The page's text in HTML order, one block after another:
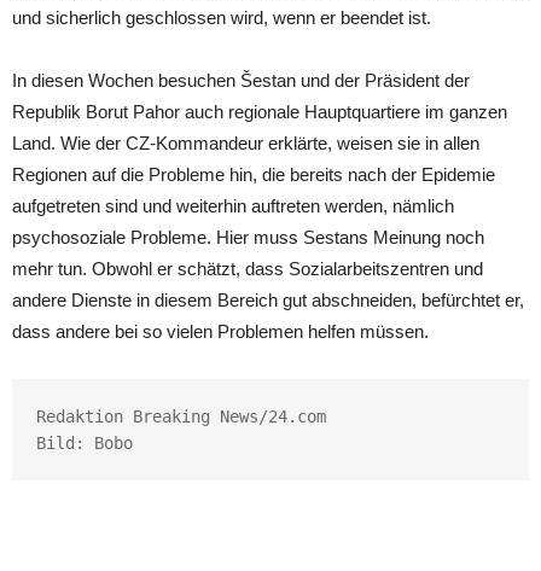
und sicherlich geschlossen wird, wenn er beendet ist.
In diesen Wochen besuchen Šestan und der Präsident der
Republik Borut Pahor auch regionale Hauptquartiere im ganzen
Land. Wie der CZ-Kommandeur erklärte, weisen sie in allen
Regionen auf die Probleme hin, die bereits nach der Epidemie
aufgetreten sind und weiterhin auftreten werden, nämlich
psychosoziale Probleme. Hier muss Sestans Meinung noch
mehr tun. Obwohl er schätzt, dass Sozialarbeitszentren und
andere Dienste in diesem Bereich gut abschneiden, befürchtet er,
dass andere bei so vielen Problemen helfen müssen.
Redaktion Breaking News/24.com
Bild: Bobo